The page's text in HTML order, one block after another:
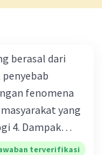
berasal dari
fenomena
yang
4. Dampak
5.
terverifikasi